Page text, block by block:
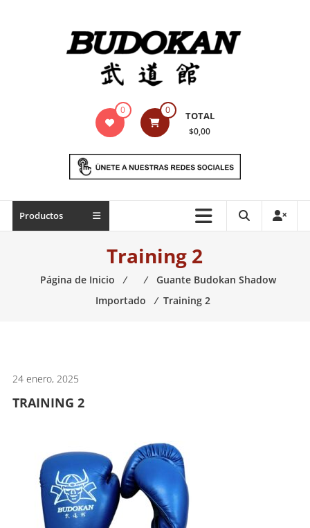
Indumentaria
marciales
Todo
necesario
0 0 TOTAL
$0,00
Productos
Training 2
Página de Inicio ⁄ ⁄
Guante Budokan Shadow
Importado
⁄ Training 2
24 enero, 2025
TRAINING 2